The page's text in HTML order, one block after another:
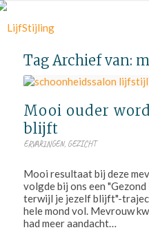
Tag Archief van:
Mooi ouder
blijft
ERVARINGEN, GEZICHT
Mooi resultaat bij deze
volgde bij ons een
terwijl je jezelf blijft"-
hele mond vol. Mevrouw
had meer aandacht…